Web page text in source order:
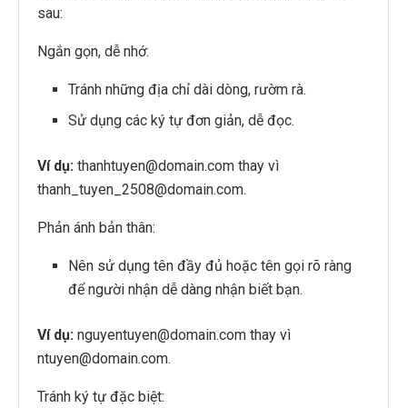
sau:
Ngắn gọn, dễ nhớ:
Tránh những địa chỉ dài dòng, rườm rà.
Sử dụng các ký tự đơn giản, dễ đọc.
Ví dụ: thanhtuyen@domain.com thay vì
thanh_tuyen_2508@domain.com.
Phản ánh bản thân:
Nên sử dụng tên đầy đủ hoặc tên gọi rõ ràng
để người nhận dễ dàng nhận biết bạn.
Ví dụ: nguyentuyen@domain.com thay vì
ntuyen@domain.com.
Tránh ký tự đặc biệt: